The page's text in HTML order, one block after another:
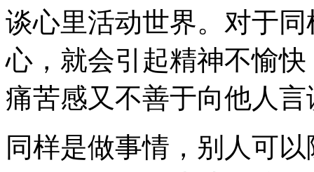
谈心里活动世界。对于
心，就会引起精神不愉
痛苦感又不善于向他人言
同样是做事情，别人可